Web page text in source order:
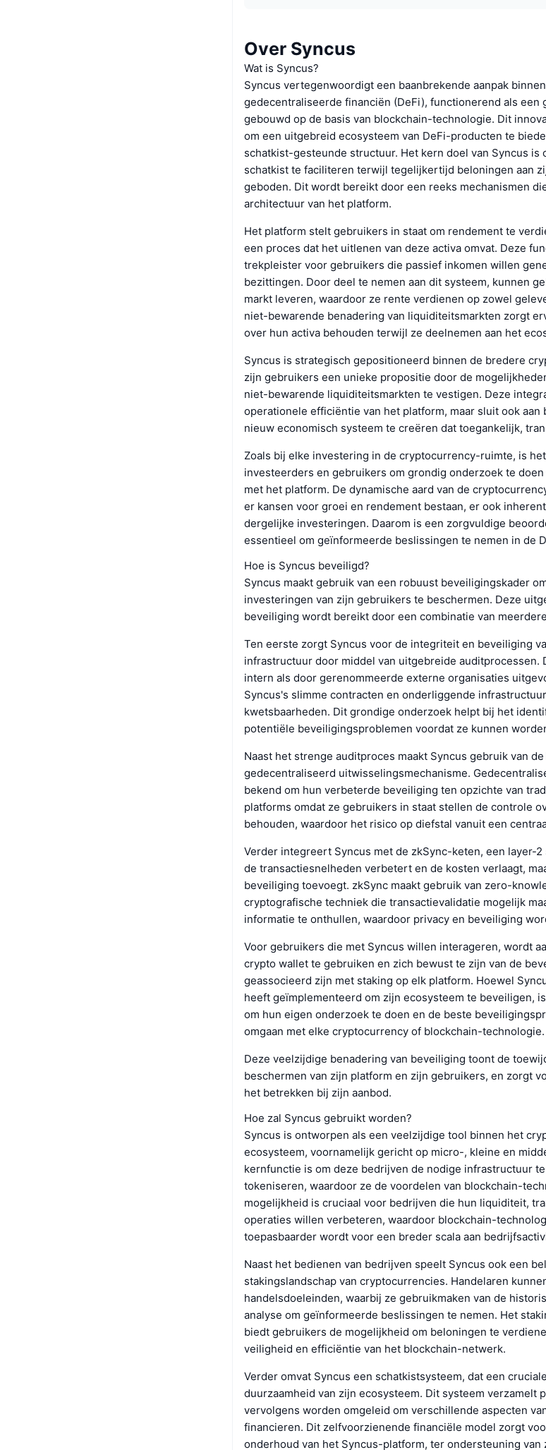
Over Syncus
Wat is Syncus?
Syncus vertegenwoordigt een baanbrekende aanpak
gedecentraliseerde financiën (DeFi), functionerend als een
gebouwd op de basis van blockchain-technologie. Dit
om een uitgebreid ecosysteem van DeFi-producten te
schatkist-gesteunde structuur. Het kern doel van Syncus is
schatkist te faciliteren terwijl tegelijkertijd beloningen aan
geboden. Dit wordt bereikt door een reeks mechanismen
architectuur van het platform.
Het platform stelt gebruikers in staat om rendement te
een proces dat het uitlenen van deze activa omvat. Deze
trekpleister voor gebruikers die passief inkomen willen
bezittingen. Door deel te nemen aan dit systeem, kunnen
markt leveren, waardoor ze rente verdienen op zowel
niet-bewarende benadering van liquiditeitsmarkten zorgt
over hun activa behouden terwijl ze deelnemen aan het
Syncus is strategisch gepositioneerd binnen de bredere
zijn gebruikers een unieke propositie door de
niet-bewarende liquiditeitsmarkten te vestigen. Deze
operationele efficiëntie van het platform, maar sluit ook aan
nieuw economisch systeem te creëren dat toegankelijk,
Zoals bij elke investering in de cryptocurrency-ruimte, is
investeerders en gebruikers om grondig onderzoek te
met het platform. De dynamische aard van de
er kansen voor groei en rendement bestaan, er ook
dergelijke investeringen. Daarom is een zorgvuldige
essentieel om geïnformeerde beslissingen te nemen in de
Hoe is Syncus beveiligd?
Syncus maakt gebruik van een robuust beveiligingskader
investeringen van zijn gebruikers te beschermen. Deze
beveiliging wordt bereikt door een combinatie van
Ten eerste zorgt Syncus voor de integriteit en beveiliging
infrastructuur door middel van uitgebreide auditprocessen.
intern als door gerenommeerde externe organisaties
Syncus's slimme contracten en onderliggende
kwetsbaarheden. Dit grondige onderzoek helpt bij het
potentiële beveiligingsproblemen voordat ze kunnen
Naast het strenge auditproces maakt Syncus gebruik van
gedecentraliseerd uitwisselingsmechanisme.
bekend om hun verbeterde beveiliging ten opzichte van
platforms omdat ze gebruikers in staat stellen de controle
behouden, waardoor het risico op diefstal vanuit een
Verder integreert Syncus met de zkSync-keten, een layer-
de transactiesnelheden verbetert en de kosten verlaagt,
beveiliging toevoegt. zkSync maakt gebruik van zero-
cryptografische techniek die transactievalidatie mogelijk
informatie te onthullen, waardoor privacy en beveiliging
Voor gebruikers die met Syncus willen interageren, wordt
crypto wallet te gebruiken en zich bewust te zijn van de
geassocieerd zijn met staking op elk platform. Hoewel
heeft geïmplementeerd om zijn ecosysteem te beveiligen,
om hun eigen onderzoek te doen en de beste
omgaan met elke cryptocurrency of blockchain-technologie.
Deze veelzijdige benadering van beveiliging toont de
beschermen van zijn platform en zijn gebruikers, en zorgt
het betrekken bij zijn aanbod.
Hoe zal Syncus gebruikt worden?
Syncus is ontworpen als een veelzijdige tool binnen het
ecosysteem, voornamelijk gericht op micro-, kleine en
kernfunctie is om deze bedrijven de nodige infrastructuur
tokeniseren, waardoor ze de voordelen van blockchain-
mogelijkheid is cruciaal voor bedrijven die hun liquiditeit,
operaties willen verbeteren, waardoor blockchain-
toepasbaarder wordt voor een breder scala aan
Naast het bedienen van bedrijven speelt Syncus ook een
stakingslandschap van cryptocurrencies. Handelaren
handelsdoeleinden, waarbij ze gebruikmaken van de
analyse om geïnformeerde beslissingen te nemen. Het
biedt gebruikers de mogelijkheid om beloningen te
veiligheid en efficiëntie van het blockchain-netwerk.
Verder omvat Syncus een schatkistsysteem, dat een
duurzaamheid van zijn ecosysteem. Dit systeem verzamelt
vervolgens worden omgeleid om verschillende aspecten
financieren. Dit zelfvoorzienende financiële model zorgt
onderhoud van het Syncus-platform, ter ondersteuning van